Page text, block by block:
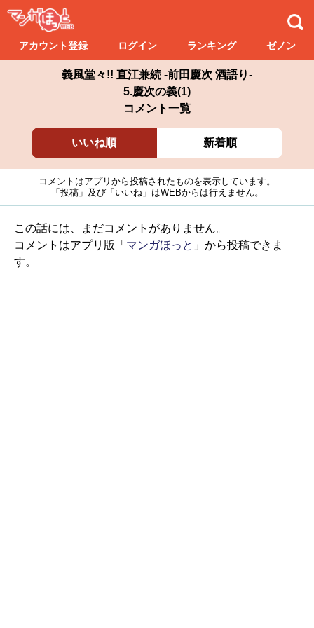
アカウント登録 ログイン ランキング ゼノン
義風堂々!! 直江兼続 -前田慶次 酒語り-
5.慶次の義(1)
コメント一覧
いいね順 新着順
コメントはアプリから投稿されたものを表示しています。
「投稿」及び「いいね」はWEBからは行えません。
この話には、まだコメントがありません。
コメントはアプリ版「 マンガほっと 」から投稿できま
す。